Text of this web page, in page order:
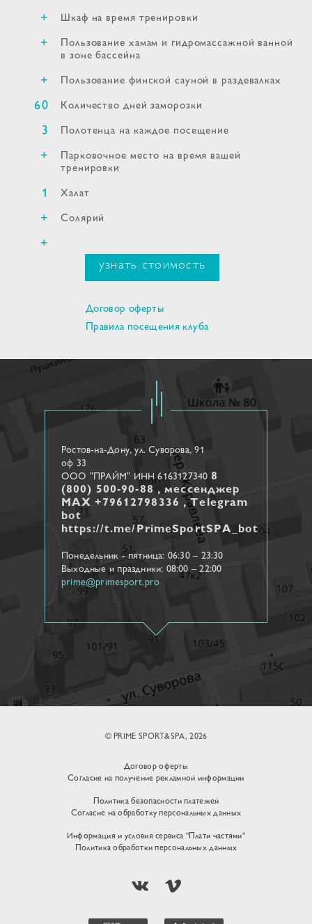
+ Шкаф на время тренировки
+
Пользование хамам и гидромассажной ванной
в зоне бассейна
+ Пользование финской сауной в раздевалках
60 Количество дней заморозки
3 Полотенца на каждое посещение
+
Парковочное место на время вашей
тренировки
1 Халат
+ Солярий
+
узнать стоимость
Договор оферты
Правила посещения клуба
Ростов-на-Дону, ул. Cуворова, 91
оф 33
ООО "ПРАЙМ" ИНН 6163127340 8
(800) 500-90-88 , мессенджер
МАХ +79612798336 , Telegram
bot
https://t.me/PrimeSportSPA_bot
Понедельник - пятница: 06:30 – 23:30
Выходные и праздники: 08:00 – 22:00
prime@primesport.pro
© PRIME SPORT&SPA, 2026
Договор оферты
Согласие на получение рекламной информации
Политика безопасности платежей
Согласие на обработку персональных данных
Информация и условия сервиса "Плати частями"
Политика обработки персональных данных